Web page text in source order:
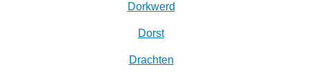
Dorkwerd
Dorst
Drachten